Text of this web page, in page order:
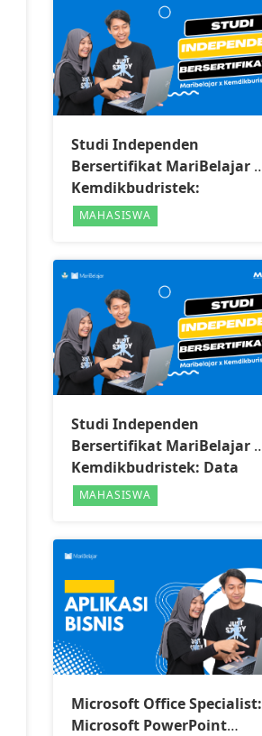
Studi Independen
Bersertifikat MariBelajar x
Kemdikbudristek:
Microsoft Web & Mobile
Developer
MAHASISWA
Studi Independen
Bersertifikat MariBelajar x
Kemdikbudristek: Data
Analyst & AI
MAHASISWA
Microsoft Office Specialist:
Microsoft PowerPoint